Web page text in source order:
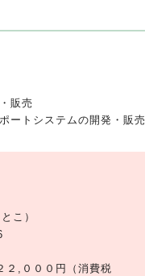
販売
ートシステムの開発・販売
こ）
２,０００円（消費税